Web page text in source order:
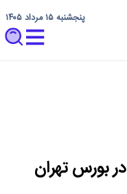
پنجشنبه ۱۵ مرداد ۱۴۰۵
بورس تهران